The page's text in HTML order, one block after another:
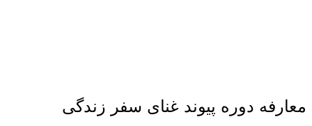
معارفه دوره پیوند غنای سفر زندگی